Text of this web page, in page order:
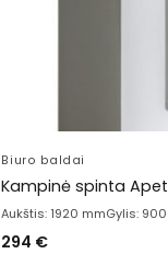
Biuro baldai
Kampinė spinta
Aukštis: 1920 mmGylis:
294 €